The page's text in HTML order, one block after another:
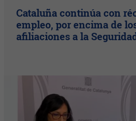
Cataluña continúa con
empleo, por encima de
afiliaciones a la